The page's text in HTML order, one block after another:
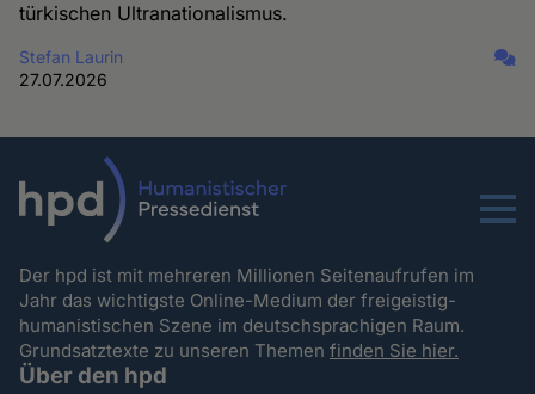
türkischen Ultranationalismus.
Stefan Laurin
27.07.2026
Menu
Der hpd ist mit mehreren Millionen Seitenaufrufen im
Jahr das wichtigste Online-Medium der freigeistig-
humanistischen Szene im deutschsprachigen Raum.
Grundsatztexte zu unseren Themenfinden Sie hier.
Über den hpd